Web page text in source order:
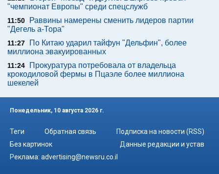
"чемпионат Европы" среди спецслужб
11:50
Раввины намерены сменить лидеров партии
"Дегель а-Тора"
11:27
По Китаю ударил тайфун "Дельфин", более
миллиона эвакуированных
11:24
Прокуратура потребовала от владельца
крокодиловой фермы в Пцаэле более миллиона
шекелей
Понедельник, 10 августа 2026 г.
Теги Обратная связь
Подписка на новости (RSS)
Без картинок
Данные редакции и устав
Реклама: advertising@newsru.co.il